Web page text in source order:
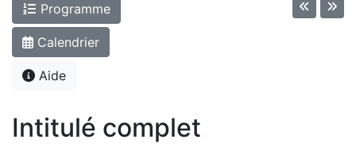
Programme
Calendrier
Aide
Intitulé complet